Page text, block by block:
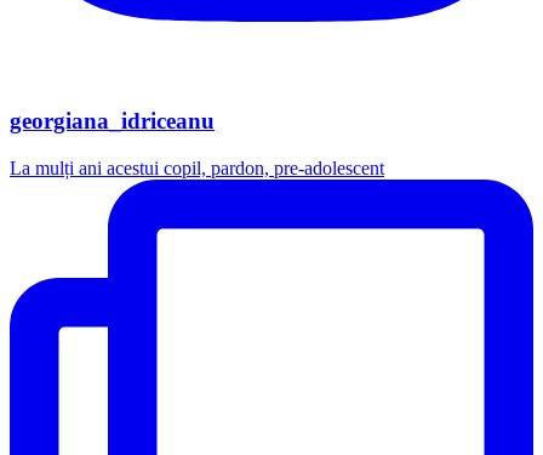
georgiana_idriceanu
La mulți ani acestui copil, pardon, pre-adolescent